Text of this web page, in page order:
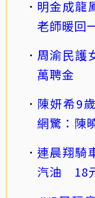
明金成龍
老師暖回
周渝民護
萬聘金
陳妍希9
網驚：陳
連晨翔騎
汽油 18